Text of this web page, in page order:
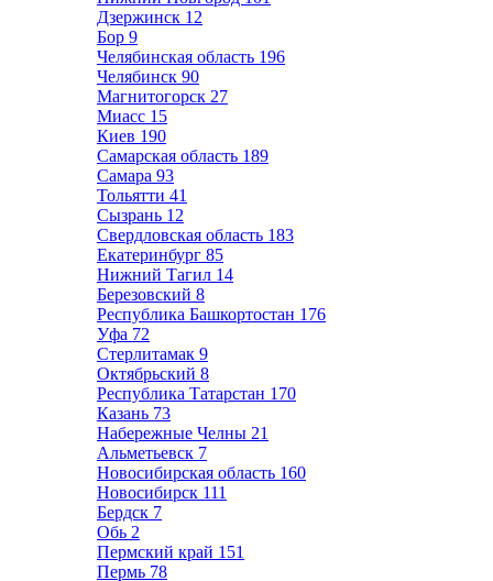
Дзержинск 12
Бор 9
Челябинская область 196
Челябинск 90
Магнитогорск 27
Миасс 15
Киев 190
Самарская область 189
Самара 93
Тольятти 41
Сызрань 12
Свердловская область 183
Екатеринбург 85
Нижний Тагил 14
Березовский 8
Республика Башкортостан 176
Уфа 72
Стерлитамак 9
Октябрьский 8
Республика Татарстан 170
Казань 73
Набережные Челны 21
Альметьевск 7
Новосибирская область 160
Новосибирск 111
Бердск 7
Обь 2
Пермский край 151
Пермь 78